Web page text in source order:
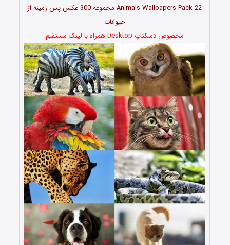
Animals Wallpapers Pack 22 مجموعه 300 عکس پس زمینه از
حیوانات
مخصوص دسکتاپ Desktop همراه با لینک مستقیم